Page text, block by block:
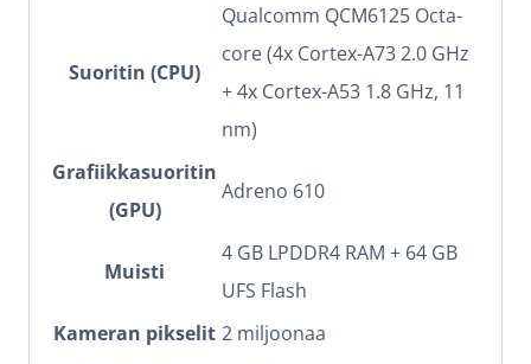
Suoritin (CPU)
Qualcomm QCM6125 Octa-
core (4x Cortex-A73 2.0 GHz
+ 4x Cortex-A53 1.8 GHz, 11
nm)
Grafiikkasuoritin
(GPU)
Adreno 610
Muisti
4 GB LPDDR4 RAM + 64 GB
UFS Flash
Kameran pikselit 2 miljoonaa